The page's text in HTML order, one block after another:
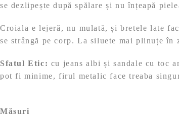
se dezlipește după spălare și nu înțeapă
Croiala e lejeră, nu mulată, și bretele late
se strângă pe corp. La siluete mai plinuțe
Sfatul Etic: cu jeans albi și sandale cu toc
pot fi minime, firul metalic face treaba
Măsuri